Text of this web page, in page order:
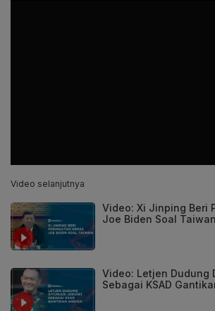
Video selanjutnya
Video: Xi Jinping Beri
Joe Biden Soal Taiwan
Video: Letjen Dudung
Sebagai KSAD